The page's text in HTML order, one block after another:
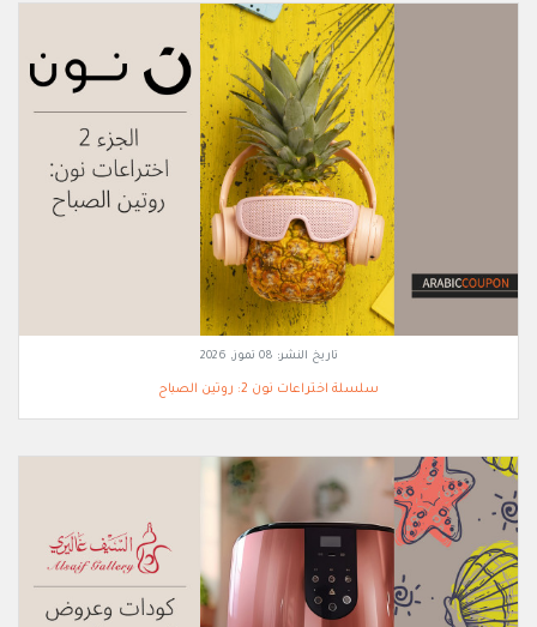
تاريخ النشر: 08 تموز, 2026
سلسلة اختراعات نون 2: روتين الصباح